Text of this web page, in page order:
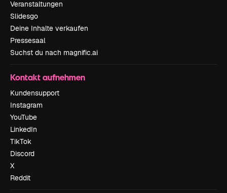
Veranstaltungen
Slidesgo
Deine Inhalte verkaufen
Pressesaal
Suchst du nach magnific.ai
Kontakt aufnehmen
Kundensupport
Instagram
YouTube
LinkedIn
TikTok
Discord
X
Reddit